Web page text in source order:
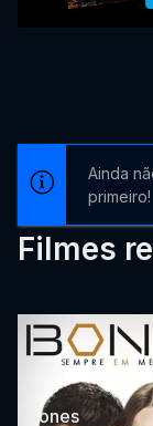
Ainda
primeiro!
Filmes
Bones